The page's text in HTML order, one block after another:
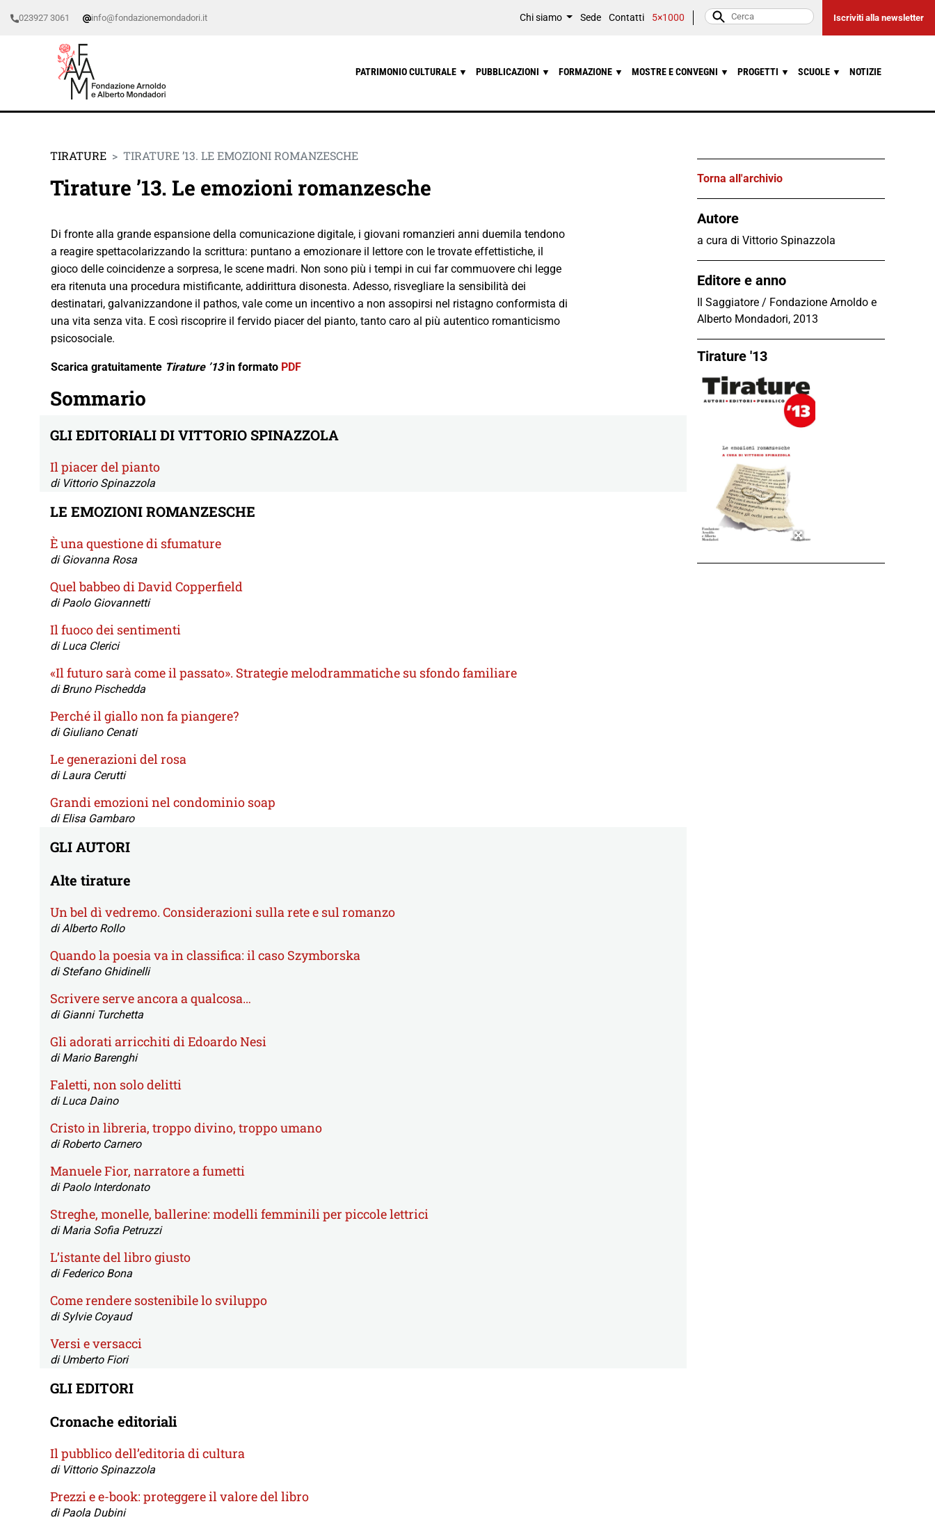
023927 3061 info@fondazionemondadori.it Chi siamo Sede Contatti 5×1000 Iscriviti alla newsletter
PATRIMONIO CULTURALE ▼ PUBBLICAZIONI ▼ FORMAZIONE ▼ MOSTRE E CONVEGNI ▼ PROGETTI ▼ SCUOLE ▼ NOTIZIE
Torna all'archivio
Autore
a cura di Vittorio Spinazzola
Editore e anno
Il Saggiatore / Fondazione Arnoldo e
Alberto Mondadori, 2013
Tirature '13
TIRATURE TIRATURE ’13. LE EMOZIONI ROMANZESCHE
Tirature ’13. Le emozioni romanzesche
Di fronte alla grande espansione della comunicazione digitale, i giovani romanzieri anni duemila tendono
a reagire spettacolarizzando la scrittura: puntano a emozionare il lettore con le trovate effettistiche, il
gioco delle coincidenze a sorpresa, le scene madri. Non sono più i tempi in cui far commuovere chi legge
era ritenuta una procedura mistificante, addirittura disonesta. Adesso, risvegliare la sensibilità dei
destinatari, galvanizzandone il pathos, vale come un incentivo a non assopirsi nel ristagno conformista di
una vita senza vita. E così riscoprire il fervido piacer del pianto, tanto caro al più autentico romanticismo
psicosociale.
Scarica gratuitamente Tirature ’13in formato PDF
Sommario
GLI EDITORIALI DI VITTORIO SPINAZZOLA
Il piacer del pianto
di Vittorio Spinazzola
LE EMOZIONI ROMANZESCHE
È una questione di sfumature
di Giovanna Rosa
Quel babbeo di David Copperfield
di Paolo Giovannetti
Il fuoco dei sentimenti
di Luca Clerici
«Il futuro sarà come il passato». Strategie melodrammatiche su sfondo familiare
di Bruno Pischedda
Perché il giallo non fa piangere?
di Giuliano Cenati
Le generazioni del rosa
di Laura Cerutti
Grandi emozioni nel condominio soap
di Elisa Gambaro
GLI AUTORI
Alte tirature
Un bel dì vedremo. Considerazioni sulla rete e sul romanzo
di Alberto Rollo
Quando la poesia va in classifica: il caso Szymborska
di Stefano Ghidinelli
Scrivere serve ancora a qualcosa…
di Gianni Turchetta
Gli adorati arricchiti di Edoardo Nesi
di Mario Barenghi
Faletti, non solo delitti
di Luca Daino
Cristo in libreria, troppo divino, troppo umano
di Roberto Carnero
Manuele Fior, narratore a fumetti
di Paolo Interdonato
Streghe, monelle, ballerine: modelli femminili per piccole lettrici
di Maria Sofia Petruzzi
L’istante del libro giusto
di Federico Bona
Come rendere sostenibile lo sviluppo
di Sylvie Coyaud
Versi e versacci
di Umberto Fiori
GLI EDITORI
Cronache editoriali
Il pubblico dell’editoria di cultura
di Vittorio Spinazzola
Prezzi e e-book: proteggere il valore del libro
di Paola Dubini